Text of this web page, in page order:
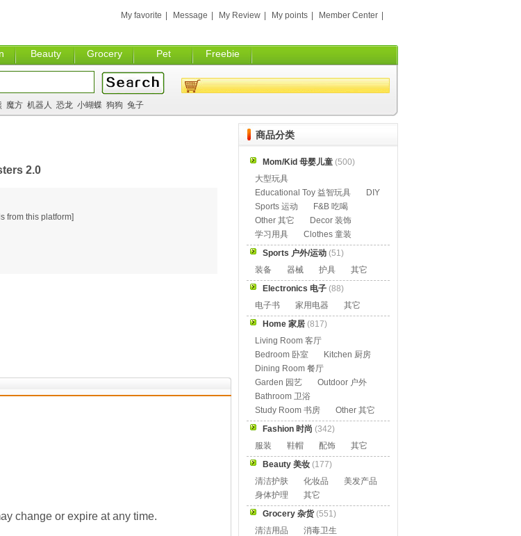
Beauty Grocery Pet Freebie
My favorite Message My Review My points Member Center
魔方 机器人 恐龙 小蝴蝶 狗狗 兔子
2.0
from this platform]
change or expire at any time.
商品分类
Mom/Kid 母婴儿童 (500)
大型玩具
Educational Toy 益智玩具
DIY
Sports 运动
F&B 吃喝
Other 其它
Decor 装饰
学习用具
Clothes 童装
Sports 户外/运动 (51)
装备
器械 护具
其它
Electronics 电子 (88)
电子书
家用电器
其它
Home 家居 (817)
Living Room 客厅
Bedroom 卧室
Kitchen 厨房
Dining Room 餐厅
Garden 园艺
Outdoor 户外
Bathroom 卫浴
Study Room 书房
Other 其它
Fashion 时尚 (342)
服装
鞋帽 配饰
其它
Beauty 美妆 (177)
清洁护肤
化妆品
美发产品
身体护理
其它
Grocery 杂货(551)
清洁用品
消毒卫生